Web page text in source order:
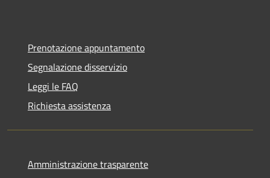
Prenotazione appuntamento
Segnalazione disservizio
Leggi le FAQ
Richiesta assistenza
Amministrazione trasparente